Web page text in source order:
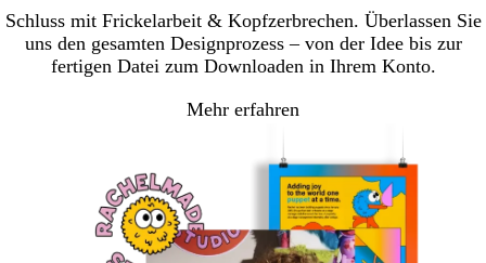
Schluss mit Frickelarbeit & Kopfzerbrechen. Überlassen Sie
uns den gesamten Designprozess – von der Idee bis zur
fertigen Datei zum Downloaden in Ihrem Konto.
Mehr erfahren